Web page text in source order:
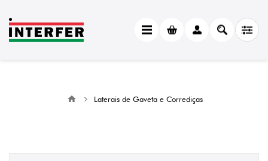
Laterais de Gaveta e Corrediças